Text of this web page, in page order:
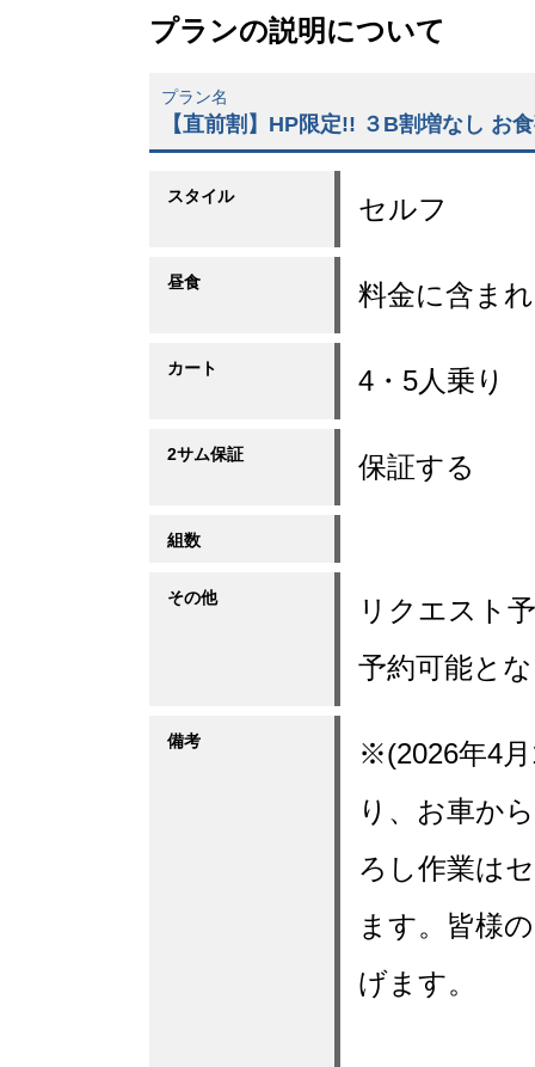
プランの説明について
プラン名
【直前割】HP限定!! ３B割増なし お
スタイル セルフ
昼食 料金に含ま
カート 4・5人乗り
2サム保証 保証する
組数
その他
リクエスト
予約可能と
備考
※(2026年4
り、お車か
ろし作業は
ます。皆様
げます。